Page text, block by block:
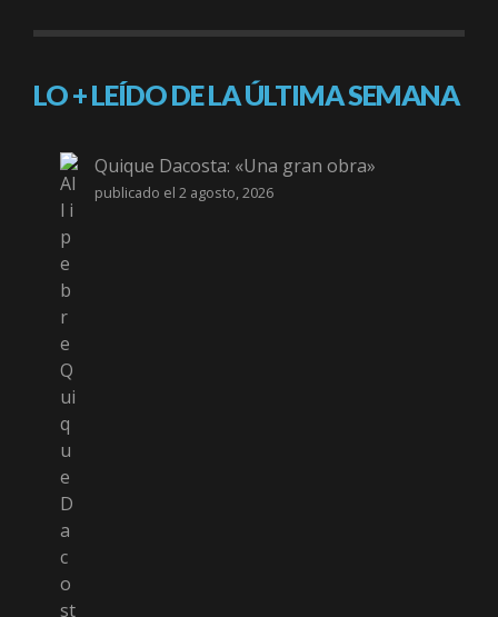
LO + LEÍDO DE LA ÚLTIMA SEMANA
Quique Dacosta: «Una gran obra»
publicado el 2 agosto, 2026